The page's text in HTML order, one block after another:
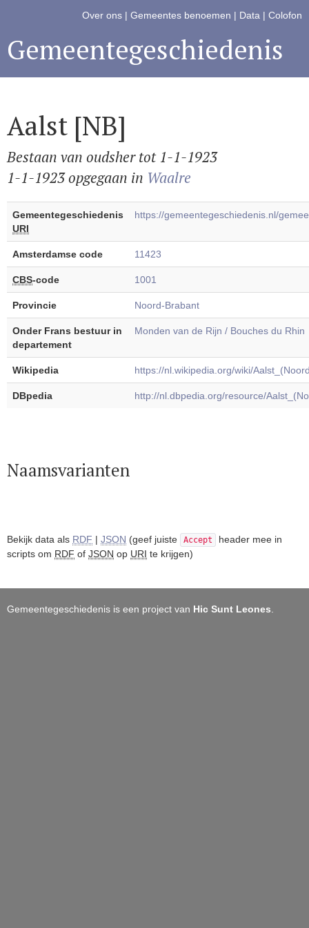
Over ons | Gemeentes benoemen | Data | Colofon
Gemeentegeschiedenis
Aalst [NB]
Bestaan van oudsher tot 1-1-1923
1-1-1923 opgegaan in Waalre
Gemeentegeschiedenis
URI
https://gemeentegeschiedenis.nl/
Amsterdamse code 11423
CBS-code 1001
Provincie Noord-Brabant
Onder Frans bestuur in
departement
Monden van de Rijn / Bouches du Rhin
Wikipedia https://nl.wikipedia.org/wiki/
DBpedia http://nl.dbpedia.org/resource/
Naamsvarianten
Bekijk data als RDF | JSON (geef juiste Accept
header mee in
scripts om RDF of JSON op URI te krijgen)
Gemeentegeschiedenis is een project van Hic Sunt Leones